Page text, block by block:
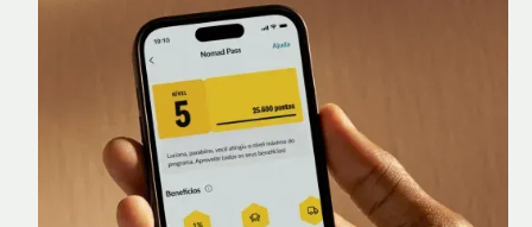
Nomad Lounge
Sala VIP no Aeroporto de Guarulhos